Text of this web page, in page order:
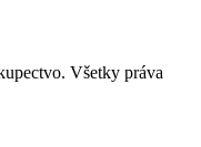
Všetky práva